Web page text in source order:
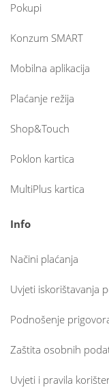
Pokupi
Konzum SMART
Mobilna aplikacija
Plaćanje režija
Shop&Touch
Poklon kartica
MultiPlus kartica
Info
Načini plaćanja
Uvjeti iskorištavanja
Podnošenje
Zaštita osobnih
Uvjeti i pravila